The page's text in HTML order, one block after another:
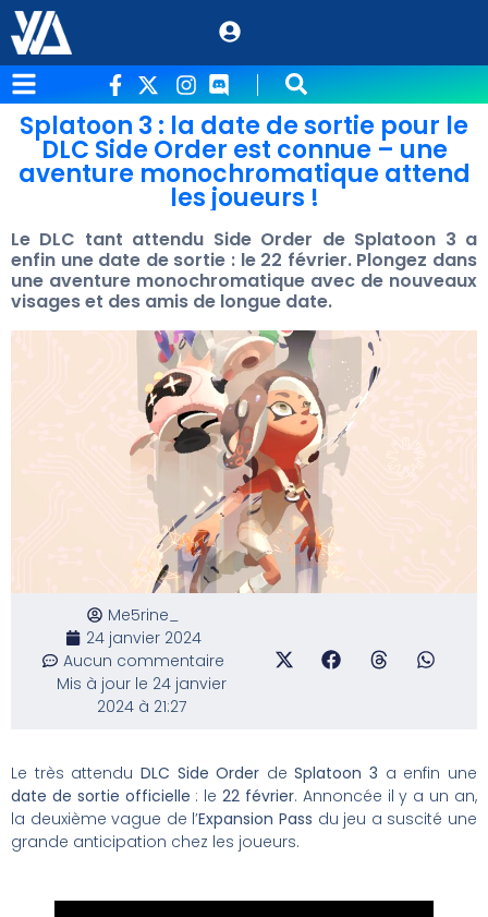
Splatoon 3 : la date de sortie pour le
DLC Side Order est connue – une
aventure monochromatique attend
les joueurs !
Le DLC tant attendu Side Order de Splatoon 3 a
enfin une date de sortie : le 22 février. Plongez dans
une aventure monochromatique avec de nouveaux
visages et des amis de longue date.
Me5rine_
24 janvier 2024
Aucun commentaire
Mis à jour le 24 janvier
2024 à 21:27
Le très attendu DLC Side Order de Splatoon 3 a enfin une
date de sortie officielle : le22 février. Annoncée il y a un an,
la deuxième vague de l’Expansion Pass du jeu a suscité une
grande anticipation chez les joueurs.